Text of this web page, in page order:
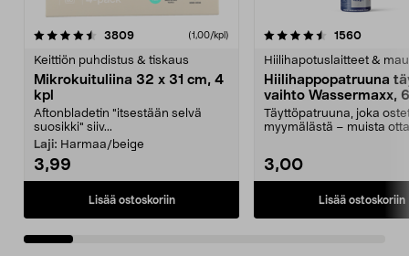
3809arvostelut (1,00/kpl)
Keittiön puhdistus & tiskaus
Mikrokuituliina 32 x 31 cm, 4
kpl
Aftonbladetin "itsestään selvä
suosikki" siiv...
Laji: Harmaa/beige
3,99
Lisää ostoskoriin
4.5viidestä
1560
Hiilihapotuslaitteet &
Hiilihappopatruuna
vaihto Wassermaxx,
Täyttöpatruuna, joka
myymälästä – muista
3,00
Lisää ostoskoriin
4.5viidestä